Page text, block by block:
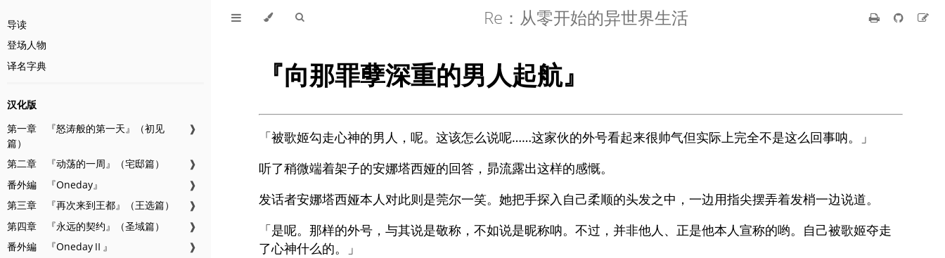
导读
登场人物
译名字典
汉化版
第一章 『怒涛般的第一天』（初见
篇）
❱
第二章 『动荡的一周』（宅邸篇）
❱
番外編 『Oneday』
❱
第三章 『再次来到王都』（王选篇）
❱
第四章 『永远的契约』（圣域篇）
❱
番外編 『OnedayⅡ』
❱
Re：从零开始的异世界生活
『向那罪孽深重的男人起航』
「被歌姬勾走心神的男人，呢。这该怎么说呢……这家伙的外号看起来很帅气但实际上完全不是这么回事呐。」
听了稍微端着架子的安娜塔西娅的回答，昴流露出这样的感慨。
发话者安娜塔西娅本人对此则是莞尔一笑。她把手探入自己柔顺的头发之中，一边用指尖摆弄着发梢一边说道。
「是呢。那样的外号，与其说是敬称，不如说是昵称呐。不过，并非他人、正是他本人宣称的哟。自己被歌姬夺走
了心神什么的。」